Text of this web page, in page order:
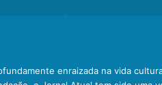
enraizada na vida